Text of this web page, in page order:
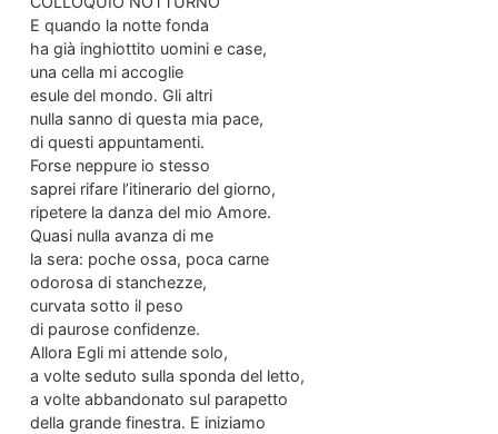
E quando la notte fonda
ha già inghiottito uomini e case,
una cella mi accoglie
esule del mondo. Gli altri
nulla sanno di questa mia pace,
di questi appuntamenti.
Forse neppure io stesso
saprei rifare l’itinerario del giorno,
ripetere la danza del mio Amore.
Quasi nulla avanza di me
la sera: poche ossa, poca carne
odorosa di stanchezze,
curvata sotto il peso
di paurose confidenze.
Allora Egli mi attende solo,
a volte seduto sulla sponda del letto,
a volte abbandonato sul parapetto
della grande finestra. E iniziamo